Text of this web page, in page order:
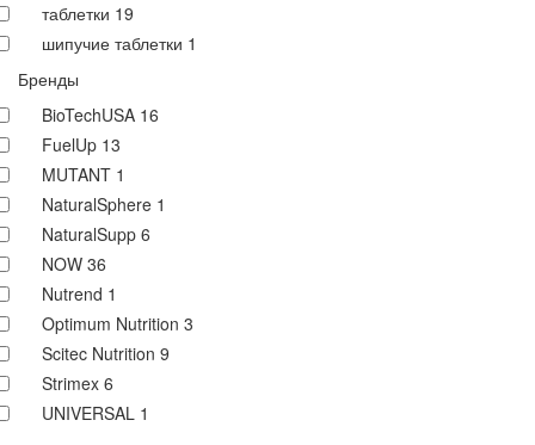
таблетки 19
шипучие таблетки 1
Бренды
BioTechUSA 16
FuelUp 13
MUTANT 1
NaturalSphere 1
NaturalSupp 6
NOW 36
Nutrend 1
Optimum Nutrition 3
Scitec Nutrition 9
Strimex 6
UNIVERSAL 1